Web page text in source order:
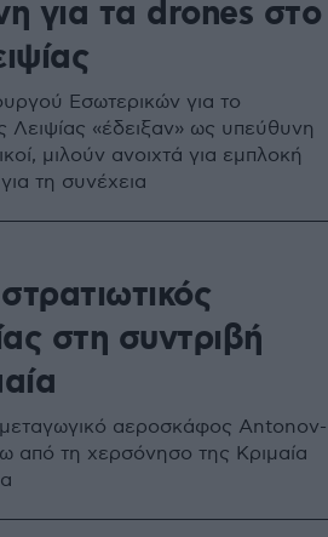
για τα drones στο
Εσωτερικών για το
Λειψίας «έδειξαν» ως υπεύθυνη
μιλούν ανοιχτά για εμπλοκή
τη συνέχεια
στη συντριβή
μεταγωγικό αεροσκάφος Antonov-
από τη χερσόνησο της Κριμαία